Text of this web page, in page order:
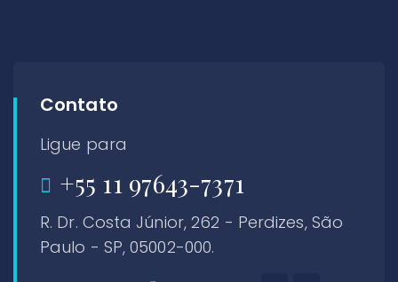
Contato
Ligue para
+55 11 97643-7371
R. Dr. Costa Júnior, 262 - Perdizes, São
Paulo - SP, 05002-000.